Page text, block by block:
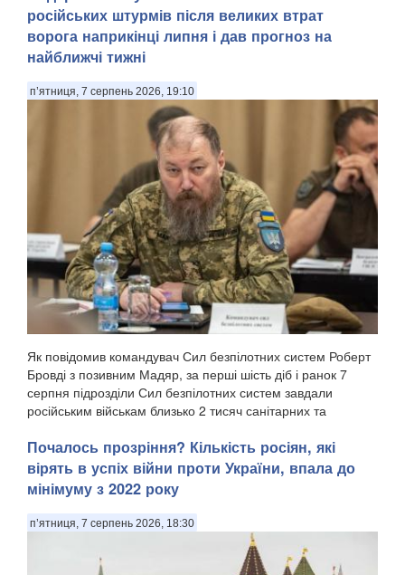
Льодовитого океану, яка донедавна була вкрита товстими
шарами криги й залишалася важкодоступною для
судноплавства, за прогнозами кліматичних мод...
російських штурмів після великих втрат
ворога наприкінці липня і дав прогноз на
найближчі тижні
п’ятниця, 7 серпень 2026, 19:10
Як повідомив командувач Сил безпілотних систем Роберт
Бровді з позивним Мадяр, за перші шість діб і ранок 7
серпня підрозділи Сил безпілотних систем завдали
російським військам близько 2 тисяч санітарних та
Почалось прозріння? Кількість росіян, які
вірять в успіх війни проти України, впала до
мінімуму з 2022 року
п’ятниця, 7 серпень 2026, 18:30